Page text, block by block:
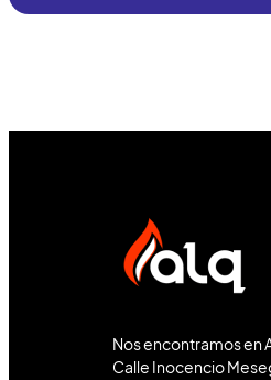
Nos encontramos en
Calle Inocencio